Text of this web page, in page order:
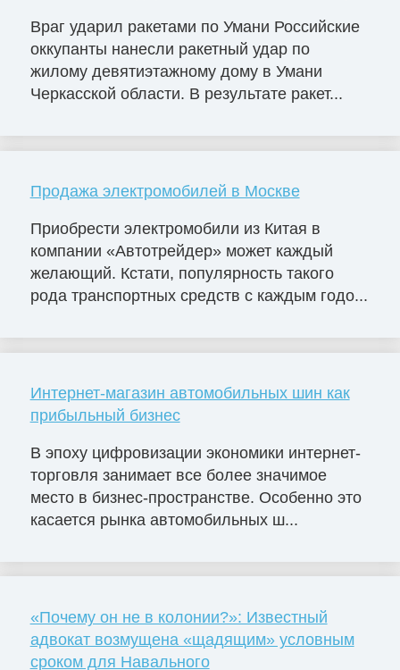
Враг ударил ракетами по Умани Российские
оккупанты нанесли ракетный удар по
жилому девятиэтажному дому в Умани
Черкасской области. В результате ракет...
Продажа электромобилей в Москве
Приобрести электромобили из Китая в
компании «Автотрейдер» может каждый
желающий. Кстати, популярность такого
рода транспортных средств с каждым годо...
Интернет-магазин автомобильных шин как
прибыльный бизнес
В эпоху цифровизации экономики интернет-
торговля занимает все более значимое
место в бизнес-пространстве. Особенно это
касается рынка автомобильных ш...
«Почему он не в колонии?»: Известный
адвокат возмущена «щадящим» условным
сроком для Навального